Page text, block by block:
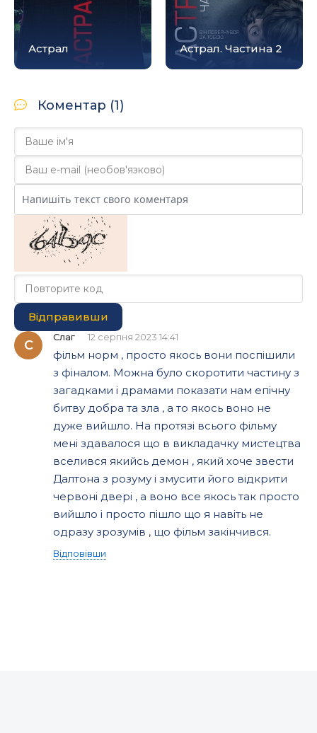
Астрал Астрал. Частина 2
Коментар (1)
Відправивши
С
Слаг 12 серпня 2023 14:41
фільм норм , просто якось вони поспішили
з фіналом. Можна було скоротити частину з
загадками і драмами показати нам епічну
битву добра та зла , а то якось воно не
дуже вийшло. На протязі всього фільму
мені здавалося що в викладачку мистецтва
вселився якийсь демон , який хоче звести
Далтона з розуму і змусити його відкрити
червоні двері , а воно все якось так просто
вийшло і просто пішло що я навіть не
одразу зрозумів , що фільм закінчився.
Відповівши